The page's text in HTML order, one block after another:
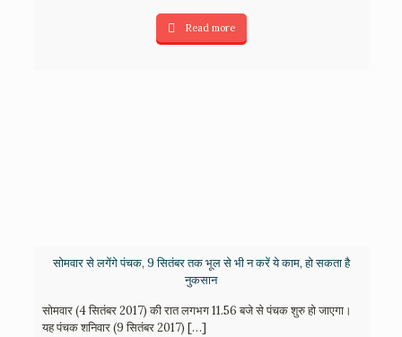
Read more
​सोमवार से लगेंगे पंचक, 9 सितंबर तक भूल से भी न करें ये काम, हो सकता है
नुकसान
सोमवार (4 सितंबर 2017) की रात लगभग 11.56 बजे से पंचक शुरु हो जाएगा।
यह पंचक शनिवार (9 सितंबर 2017) […]